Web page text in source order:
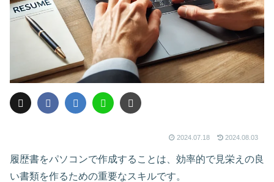
2024.07.18 2024.08.03
履歴書をパソコンで作成することは、効率的で見栄えの良
い書類を作るための重要なスキルです。